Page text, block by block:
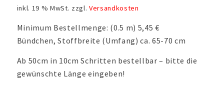
inkl. 19 % MwSt. zzgl. Versandkosten
Minimum Bestellmenge: (0.5 m) 5,45 €
Bündchen, Stoffbreite (Umfang) ca. 65-70 cm
Ab 50cm in 10cm Schritten bestellbar – bitte die
gewünschte Länge eingeben!